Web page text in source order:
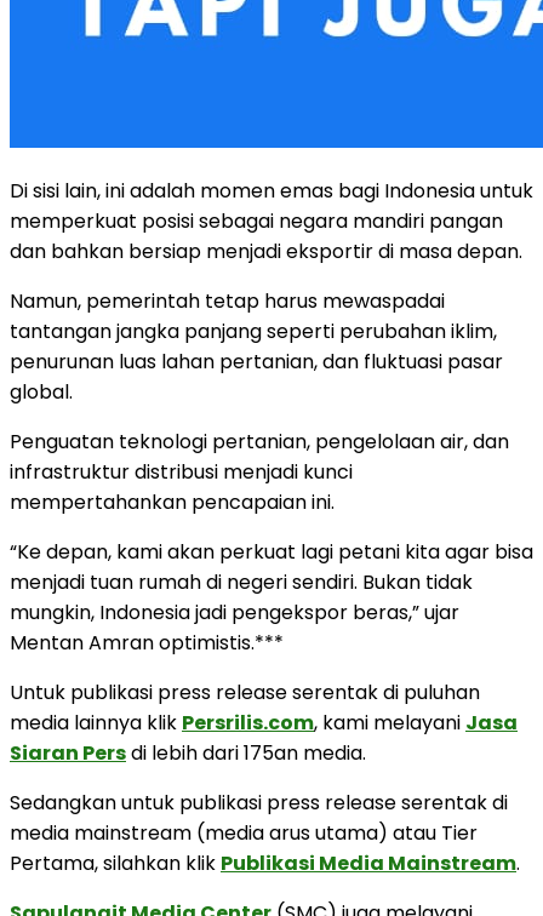
Di sisi lain, ini adalah momen emas bagi Indonesia untuk
memperkuat posisi sebagai negara mandiri pangan
dan bahkan bersiap menjadi eksportir di masa depan.
Namun, pemerintah tetap harus mewaspadai
tantangan jangka panjang seperti perubahan iklim,
penurunan luas lahan pertanian, dan fluktuasi pasar
global.
Penguatan teknologi pertanian, pengelolaan air, dan
infrastruktur distribusi menjadi kunci
mempertahankan pencapaian ini.
“Ke depan, kami akan perkuat lagi petani kita agar bisa
menjadi tuan rumah di negeri sendiri. Bukan tidak
mungkin, Indonesia jadi pengekspor beras,” ujar
Mentan Amran optimistis.***
Untuk publikasi press release serentak di puluhan
media lainnya klik Persrilis.com, kami melayani Jasa
Siaran Persdi lebih dari 175an media.
Sedangkan untuk publikasi press release serentak di
media mainstream (media arus utama) atau Tier
Pertama, silahkan klik Publikasi Media Mainstream.